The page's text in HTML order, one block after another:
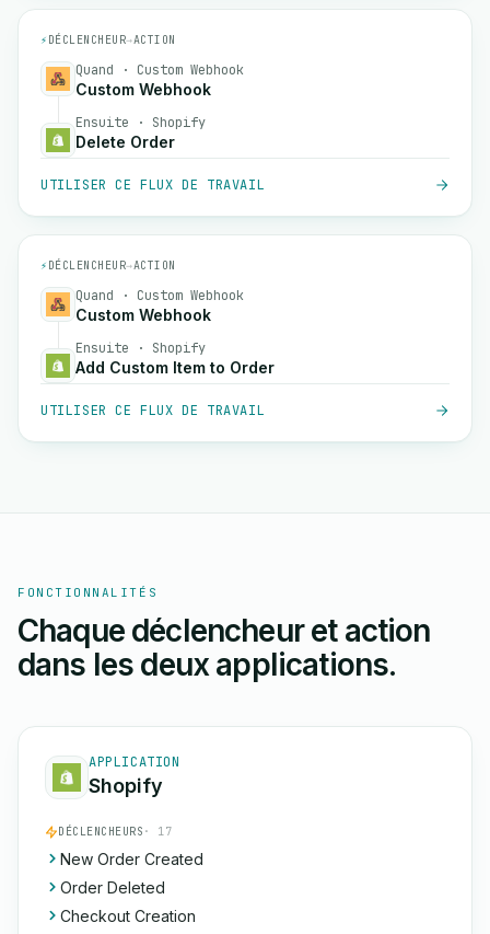
⚡ DÉCLENCHEUR→ACTION
Quand · Custom Webhook
Custom Webhook
Ensuite · Shopify
Delete Order
UTILISER CE FLUX DE TRAVAIL
⚡ DÉCLENCHEUR→ACTION
Quand · Custom Webhook
Custom Webhook
Ensuite · Shopify
Add Custom Item to Order
UTILISER CE FLUX DE TRAVAIL
FONCTIONNALITÉS
Chaque déclencheur et action
dans les deux applications.
APPLICATION
Shopify
DÉCLENCHEURS · 17
New Order Created
Order Deleted
Checkout Creation